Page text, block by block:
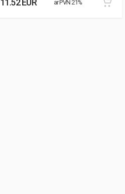
ar PVN 21%